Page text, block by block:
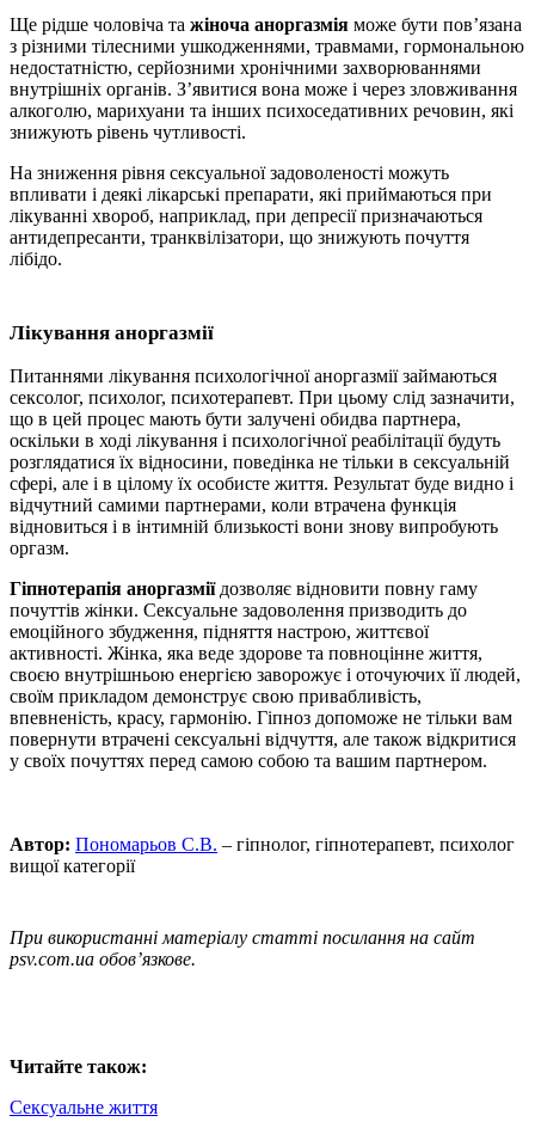
Ще рідше чоловіча та жіноча аноргазмія може бути пов’язана
з різними тілесними ушкодженнями, травмами, гормональною
недостатністю, серйозними хронічними захворюваннями
внутрішніх органів. З’явитися вона може і через зловживання
алкоголю, марихуани та інших психоседативних речовин, які
знижують рівень чутливості.
На зниження рівня сексуальної задоволеності можуть
впливати і деякі лікарські препарати, які приймаються при
лікуванні хвороб, наприклад, при депресії призначаються
антидепресанти, транквілізатори, що знижують почуття
лібідо.
Лікування аноргазмії
Питаннями лікування психологічної аноргазмії займаються
сексолог, психолог, психотерапевт. При цьому слід зазначити,
що в цей процес мають бути залучені обидва партнера,
оскільки в ході лікування і психологічної реабілітації будуть
розглядатися їх відносини, поведінка не тільки в сексуальній
сфері, але і в цілому їх особисте життя. Результат буде видно і
відчутний самими партнерами, коли втрачена функція
відновиться і в інтимній близькості вони знову випробують
оргазм.
Гіпнотерапія аноргазмії дозволяє відновити повну гаму
почуттів жінки. Сексуальне задоволення призводить до
емоційного збудження, підняття настрою, життєвої
активності. Жінка, яка веде здорове та повноцінне життя,
своєю внутрішньою енергією заворожує і оточуючих її людей,
своїм прикладом демонструє свою привабливість,
впевненість, красу, гармонію. Гіпноз допоможе не тільки вам
повернути втрачені сексуальні відчуття, але також відкритися
у своїх почуттях перед самою собою та вашим партнером.
Автор: Пономарьов С.В. – гіпнолог, гіпнотерапевт, психолог
вищої категорії
При використанні матеріалу статті посилання на сайт
psv.com.ua обов’язкове.
Читайте також:
Сексуальне життя